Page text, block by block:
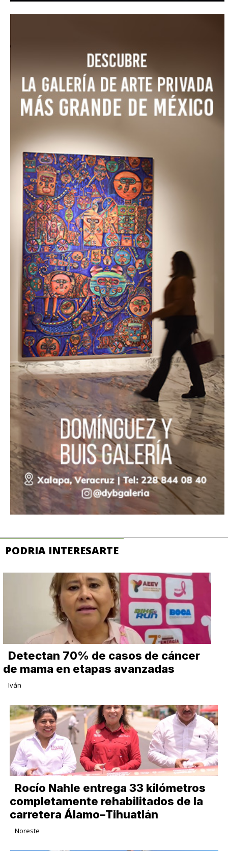
PODRIA INTERESARTE
Detectan 70% de casos de cáncer
de mama en etapas avanzadas
Iván
Rocío Nahle entrega 33 kilómetros
completamente rehabilitados de la
carretera Álamo–Tihuatlán
Noreste